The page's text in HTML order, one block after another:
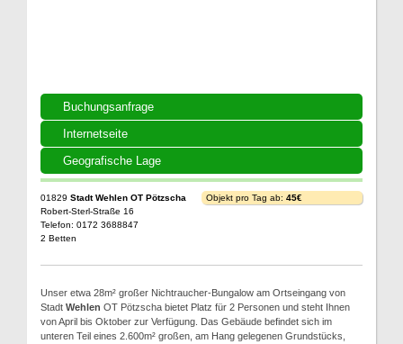
Buchungsanfrage
Internetseite
Geografische Lage
01829 Stadt Wehlen OT Pötzscha
Robert-Sterl-Straße 16
Telefon: 0172 3688847
2 Betten
Objekt pro Tag ab: 45€
Unser etwa 28m² großer Nichtraucher-Bungalow am Ortseingang von
Stadt Wehlen OT Pötzscha bietet Platz für 2 Personen und steht Ihnen
von April bis Oktober zur Verfügung. Das Gebäude befindet sich im
unteren Teil eines 2.600m² großen, am Hang gelegenen Grundstücks,